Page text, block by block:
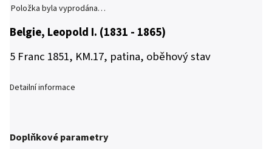
Položka byla vyprodána…
Belgie, Leopold I. (1831 - 1865)
5 Franc 1851, KM.17, patina, oběhový stav
Detailní informace
Doplňkové parametry